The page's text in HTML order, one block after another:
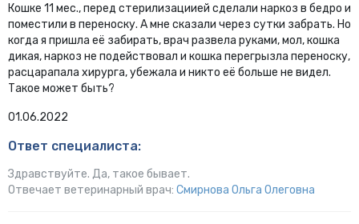
Кошке 11 мес., перед стерилизациией сделали наркоз в бедро и
поместили в переноску. А мне сказали через сутки забрать. Но
когда я пришла её забирать, врач развела руками, мол, кошка
дикая, наркоз не подействовал и кошка перегрызла переноску,
расцарапала хирурга, убежала и никто её больше не видел.
Такое может быть?
01.06.2022
Ответ специалиста:
Здравствуйте. Да, такое бывает.
Отвечает ветеринарный врач: Смирнова Ольга Олеговна